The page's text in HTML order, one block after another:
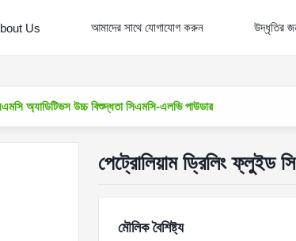
Us আমাদের সাথে যোগাযোগ করুন উদ্ধৃতির
অ্যাডিটিভস উচ্চ বিশুদ্ধতা সিএমসি-এলভি পাউডার
পেট্রোলিয়াম ড্রিলিং ফ্লুইড
মৌলিক বৈশিষ্ট্য